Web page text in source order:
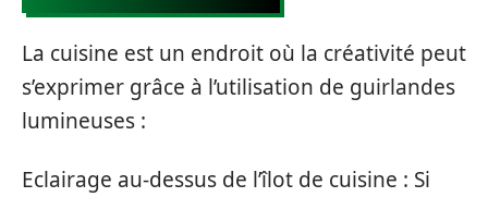
La cuisine est un endroit où la créativité peut
s’exprimer grâce à l’utilisation de guirlandes
lumineuses :
Eclairage au-dessus de l’îlot de cuisine : Si